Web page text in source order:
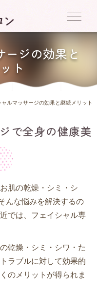
ージの効果と
ト
ャルマッサージの効果と継続メリット
で全身の健康美
肌の乾燥・シミ・シ
んな悩みを解決するの
では、フェイシャル専
乾燥・シミ・シワ・た
ラブルに対して効果的
のメリットが得られま